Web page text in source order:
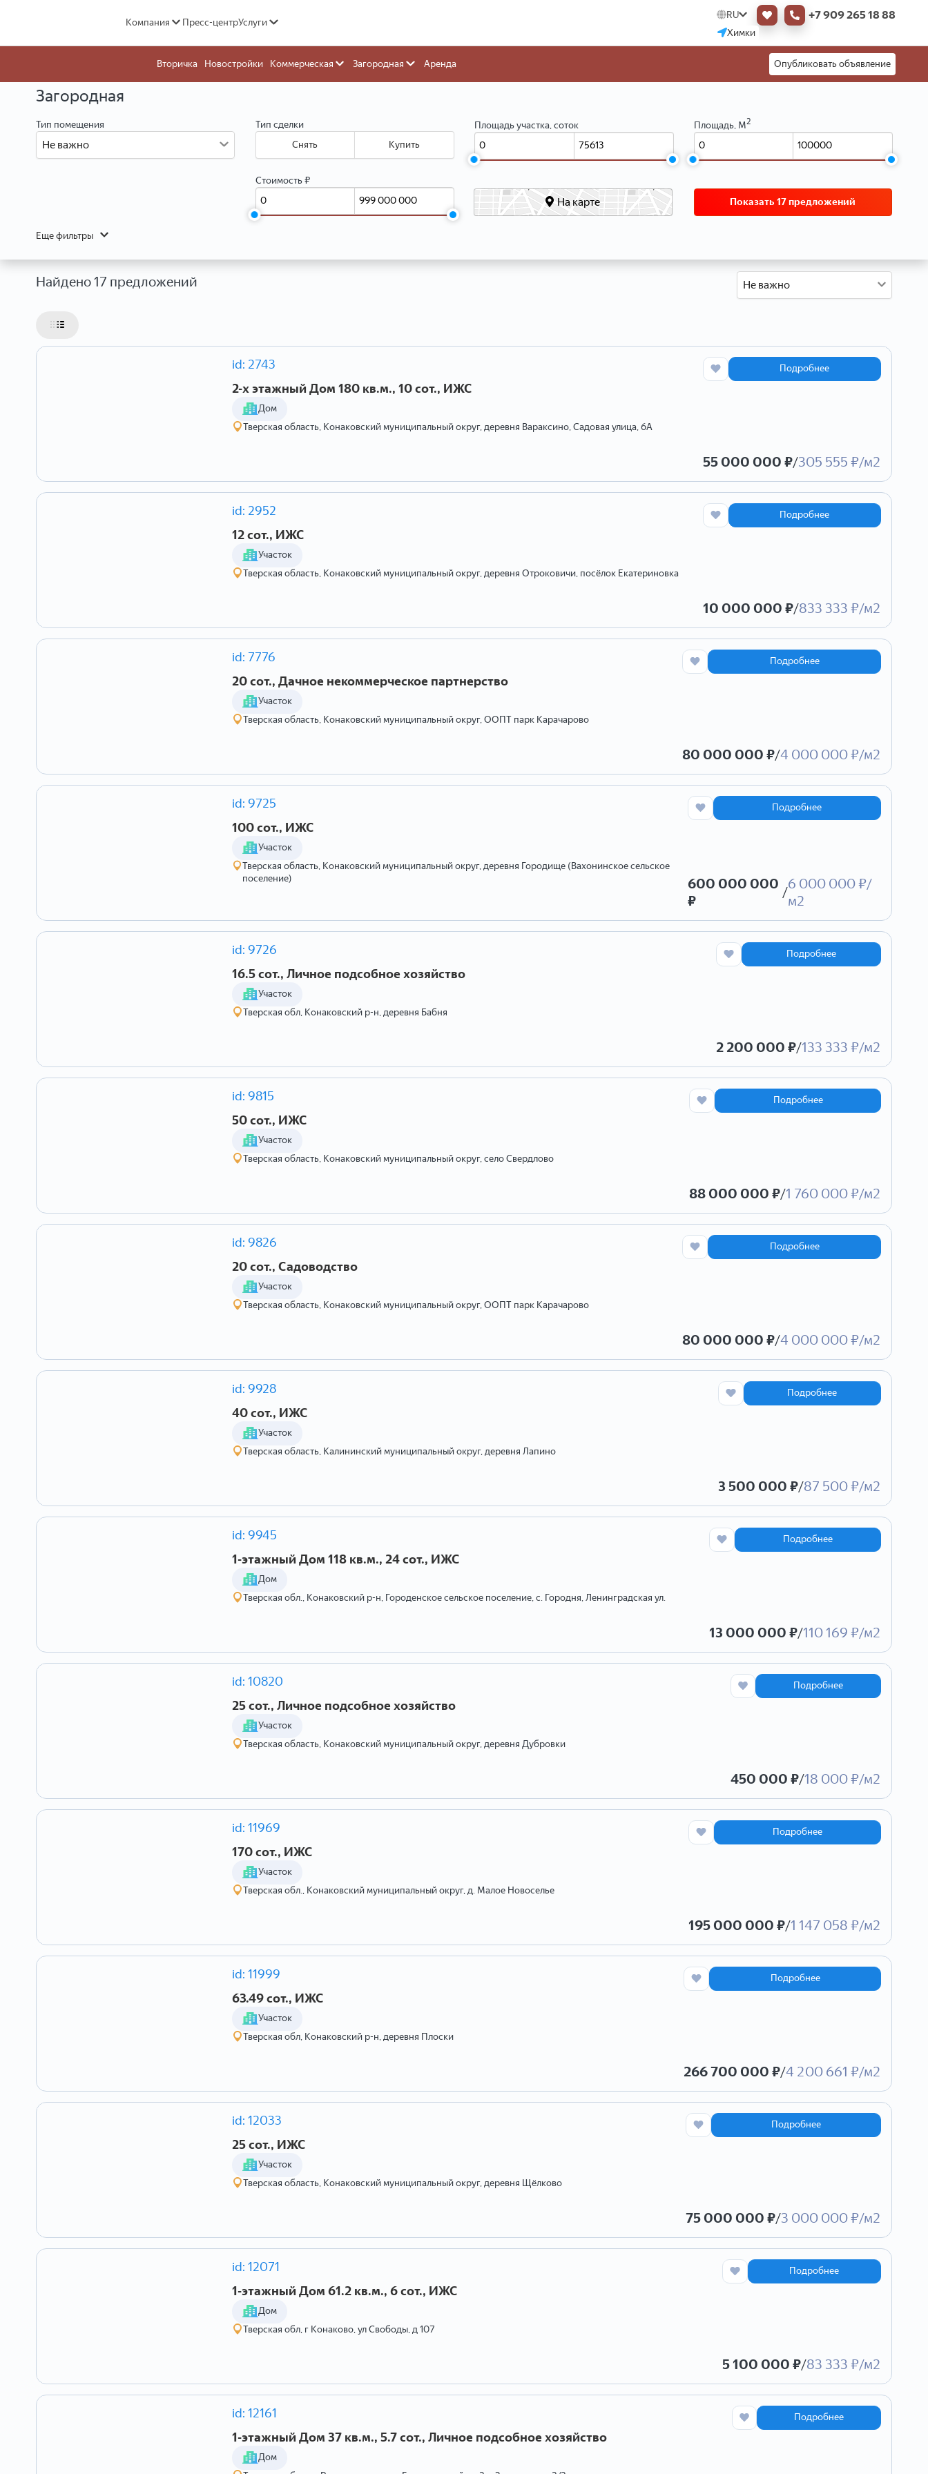
Компания Пресс-центрУслуги
RU +7 909 265 18 88
Химки
Вторичка Новостройки Коммерческая Загородная Аренда Опубликовать объявление
Загородная
Тип помещения
Не важно
Тип сделки
Снять
Купить
Площадь участка, соток Площадь, М2
Стоимость ₽
На карте Показать 17 предложений
Еще фильтры
Найдено 17 предложений Не важно
id: 2743
2-х этажный Дом 180 кв.м., 10 сот., ИЖС
Дом
Тверская область, Конаковский муниципальный округ, деревня Вараксино, Садовая улица, 6А
Подробнее
55 000 000 ₽/305 555 ₽/м2
id: 2952
12 сот., ИЖС
Участок
Тверская область, Конаковский муниципальный округ, деревня Отроковичи, посёлок Екатериновка
Подробнее
10 000 000 ₽/833 333 ₽/м2
id: 7776
20 сот., Дачное некоммерческое партнерство
Участок
Тверская область, Конаковский муниципальный округ, ООПТ парк Карачарово
Подробнее
80 000 000 ₽/4 000 000 ₽/м2
id: 9725
100 сот., ИЖС
Участок
Тверская область, Конаковский муниципальный округ, деревня Городище (Вахонинское сельское
поселение)
Подробнее
600 000 000
₽
/
6 000 000 ₽/
м2
id: 9726
16.5 сот., Личное подсобное хозяйство
Участок
Тверская обл, Конаковский р-н, деревня Бабня
Подробнее
2 200 000 ₽/133 333 ₽/м2
id: 9815
50 сот., ИЖС
Участок
Тверская область, Конаковский муниципальный округ, село Свердлово
Подробнее
88 000 000 ₽/1 760 000 ₽/м2
id: 9826
20 сот., Садоводство
Участок
Тверская область, Конаковский муниципальный округ, ООПТ парк Карачарово
Подробнее
80 000 000 ₽/4 000 000 ₽/м2
id: 9928
40 сот., ИЖС
Участок
Тверская область, Калининский муниципальный округ, деревня Лапино
Подробнее
3 500 000 ₽/87 500 ₽/м2
id: 9945
1-этажный Дом 118 кв.м., 24 сот., ИЖС
Дом
Тверская обл., Конаковский р-н, Городенское сельское поселение, с. Городня, Ленинградская ул.
Подробнее
13 000 000 ₽/110 169 ₽/м2
id: 10820
25 сот., Личное подсобное хозяйство
Участок
Тверская область, Конаковский муниципальный округ, деревня Дубровки
Подробнее
450 000 ₽/18 000 ₽/м2
id: 11969
170 сот., ИЖС
Участок
Тверская обл., Конаковский муниципальный округ, д. Малое Новоселье
Подробнее
195 000 000 ₽/1 147 058 ₽/м2
id: 11999
63.49 сот., ИЖС
Участок
Тверская обл, Конаковский р-н, деревня Плоски
Подробнее
266 700 000 ₽/4 200 661 ₽/м2
id: 12033
25 сот., ИЖС
Участок
Тверская область, Конаковский муниципальный округ, деревня Щёлково
Подробнее
75 000 000 ₽/3 000 000 ₽/м2
id: 12071
1-этажный Дом 61.2 кв.м., 6 сот., ИЖС
Дом
Тверская обл, г Конаково, ул Свободы, д 107
Подробнее
5 100 000 ₽/83 333 ₽/м2
id: 12161
1-этажный Дом 37 кв.м., 5.7 сот., Личное подсобное хозяйство
Дом
Подробнее